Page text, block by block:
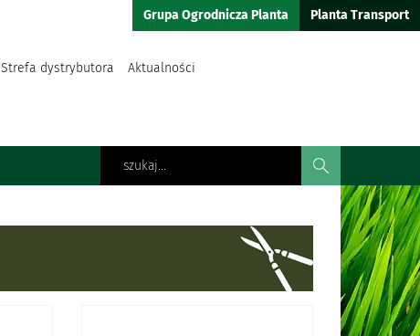
Strefa dystrybutora Aktualności
Grupa Ogrodnicza Planta Planta Transport